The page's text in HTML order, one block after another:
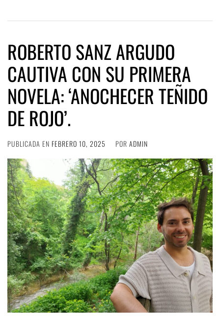
ROBERTO SANZ ARGUDO
CAUTIVA CON SU PRIMERA
NOVELA: ‘ANOCHECER TEÑIDO
DE ROJO’.
PUBLICADA EN FEBRERO 10, 2025 POR ADMIN